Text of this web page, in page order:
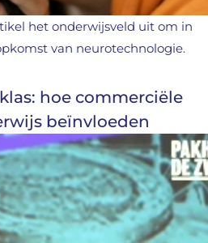
het onderwijsveld uit om in
van neurotechnologie.
hoe commerciële
beïnvloeden